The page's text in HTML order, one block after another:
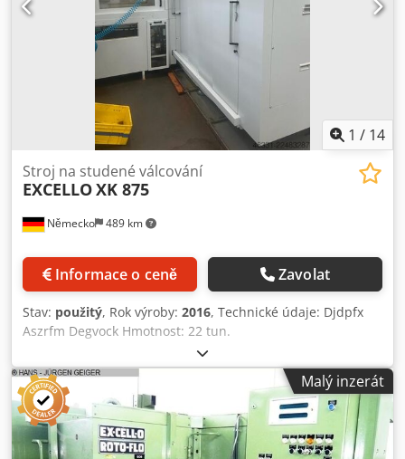
1 / 14
Německo 489 km
Stroj na studené válcování
EXCELLOXK 875
Informace o ceně Zavolat
Stav: použitý, Rok výroby: 2016, Technické údaje: Djdpfx
Aszrfm Degvock Hmotnost: 22 tun.
Malý inzerát